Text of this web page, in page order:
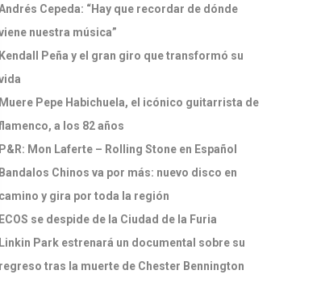
Cepeda: “Hay que recordar de dónde
nuestra música”
Kendall Peña y el gran giro que transformó su
Muere Pepe Habichuela, el icónico guitarrista de
a los 82 años
P&R: Mon Laferte – Rolling Stone en Español
Bandalos Chinos va por más: nuevo disco en
camino y gira por toda la región
ECOS se despide de la Ciudad de la Furia
Linkin Park estrenará un documental sobre su
regreso tras la muerte de Chester Bennington